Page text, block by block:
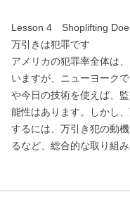
Lesson 4 Shoplifting
万引きは犯罪です
アメリカの犯罪率全体は
いますが、ニューヨーク
や今日の技術を使えば、
能性はあります。しかし
するには、万引き犯の動
るなど、総合的な取り組み